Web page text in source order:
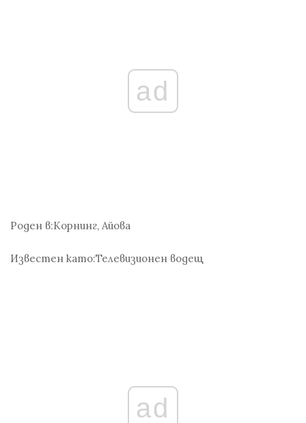
ad
Роден в:Корнинг, Айова
Известен като:Телевизионен водещ
ad